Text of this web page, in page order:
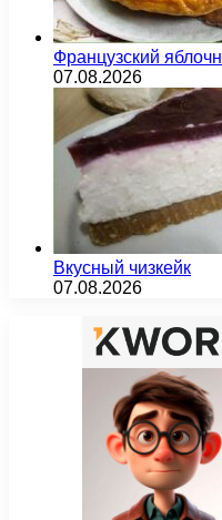
Французский
07.08.2026
Вкусный чизкейк
07.08.2026